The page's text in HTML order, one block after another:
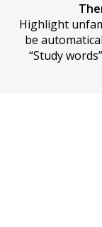
Highlight
be
“Study